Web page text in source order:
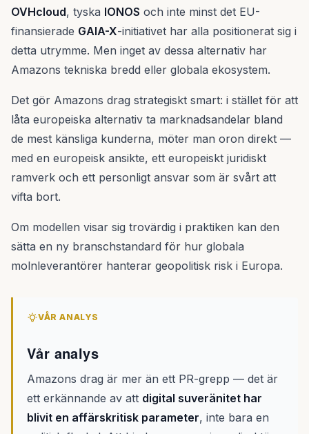
OVHcloud, tyska IONOS och inte minst det EU-
finansierade GAIA-X-initiativet har alla positionerat sig i
detta utrymme. Men inget av dessa alternativ har
Amazons tekniska bredd eller globala ekosystem.
Det gör Amazons drag strategiskt smart: i stället för att
låta europeiska alternativ ta marknadsandelar bland
de mest känsliga kunderna, möter man oron direkt —
med en europeisk ansikte, ett europeiskt juridiskt
ramverk och ett personligt ansvar som är svårt att
vifta bort.
Om modellen visar sig trovärdig i praktiken kan den
sätta en ny branschstandard för hur globala
molnleverantörer hanterar geopolitisk risk i Europa.
VÅR ANALYS
Vår analys
Amazons drag är mer än ett PR-grepp — det är
ett erkännande av att digital suveränitet har
blivit en affärskritisk parameter, inte bara en